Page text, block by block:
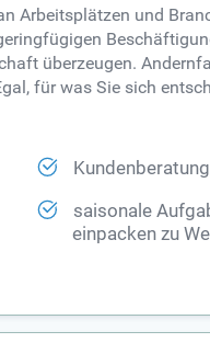
Arbeitsplätzen und
überzeugen.
für was Sie sich
Kundenberatung
saisonale
einpacken zu